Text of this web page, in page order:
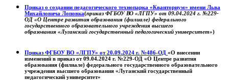
Приказ о создании педагогического технопарка «Кванториум» имени Льва
Михайловича Лоповка(приказ ФГБОУ ВО «ЛГПУ» от 09.04.2024 г. №229-
ОД «О Центре развития образования (филиале) федерального
государственного образовательного учреждения высшего
образования «Луганский государственный педагогический университет»)
Приказ ФГБОУ ВО «ЛГПУ» от 20.09.2024 г. №486-ОД «О внесении
изменений в приказ от 09.04.2024 г. №229-ОД «О Центре развития
образования (филиале) федерального государственного образовательного
учреждения высшего образования «Луганский государственный
педагогический университет»